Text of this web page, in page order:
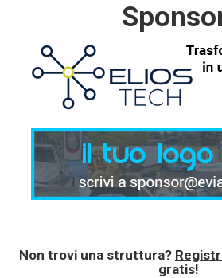
Non trovi una struttura?
gratis!